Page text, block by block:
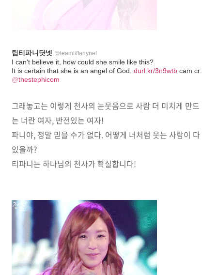
팀티파니닷넷 @teamtiffanynet
I can't believe it, how could she smile like this?
It is certain that she is an angel of God. durl.kr/3n9wtb cam cr:
@thestephicom
그래놓고는 이렇게 천사의 눈웃음으로 사람 더 미치게 만드
는 너란 여자, 반전있는 여자!
파니야, 정말 믿을 수가 없다. 어떻게 너처럼 웃는 사람이 다
있을까?
티파니는 하나님의 천사가 확실합니다!